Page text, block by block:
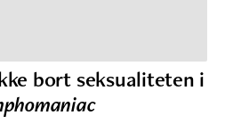
bort seksualiteten i